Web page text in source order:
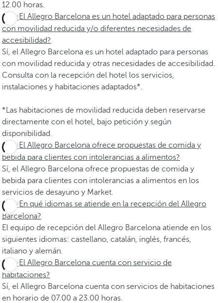
12.00 horas.
¿El Allegro Barcelona es un hotel adaptado para personas
con movilidad reducida y/o diferentes necesidades de
accesibilidad?
Sí, el Allegro Barcelona es un hotel adaptado para personas
con movilidad reducida y otras necesidades de accesibilidad.
Consulta con la recepción del hotel los servicios,
instalaciones y habitaciones adaptados*.
*Las habitaciones de movilidad reducida deben reservarse
directamente con el hotel, bajo petición y según
disponibilidad.
¿El Allegro Barcelona ofrece propuestas de comida y
bebida para clientes con intolerancias a alimentos?
Sí, el Allegro Barcelona ofrece propuestas de comida y
bebida para clientes con intolerancias a alimentos en los
servicios de desayuno y Market.
¿En qué idiomas se atiende en la recepción del Allegro
Barcelona?
El equipo de recepción del Allegro Barcelona atiende en los
siguientes idiomas: castellano, catalán, inglés, francés,
italiano y alemán.
¿El Allegro Barcelona cuenta con servicio de
habitaciones?
Sí, el Allegro Barcelona cuenta con servicios de habitaciones
en horario de 07.00 a 23.00 horas.